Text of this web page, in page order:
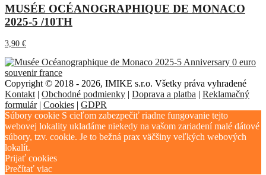
MUSÉE OCÉANOGRAPHIQUE DE MONACO
2025-5 /10TH
3,90 €
Copyright © 2018 - 2026, IMIKE s.r.o. Všetky práva vyhradené
Kontakt | Obchodné podmienky | Doprava a platba | Reklamačný
formulár| Cookies | GDPR
Súbory cookie S cieľom zabezpečiť riadne fungovanie tejto
webovej lokality ukladáme niekedy na vašom zariadení malé dátové
súbory, tzv. cookie. Je to bežná prax väčšiny veľkých webových
lokalít.
Prijať cookies
Prečítať viac